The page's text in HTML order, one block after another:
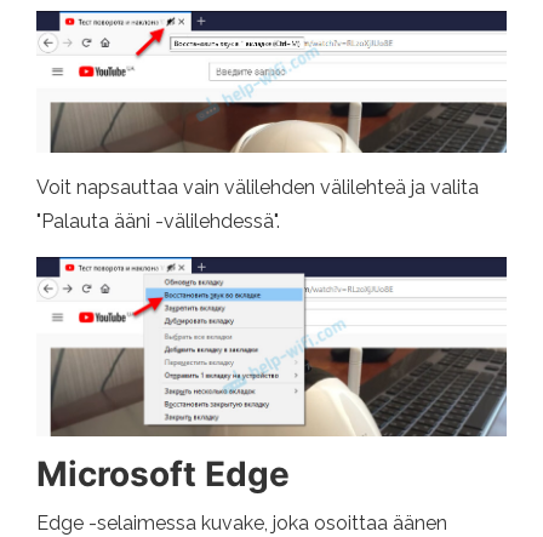
Voit napsauttaa vain välilehden välilehteä ja valita
"Palauta ääni -välilehdessä".
Microsoft Edge
Edge -selaimessa kuvake, joka osoittaa äänen